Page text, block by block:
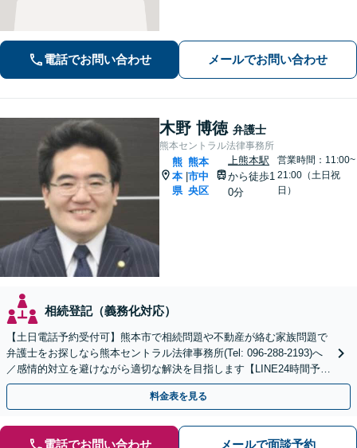
す。お気軽にご相談ください。
電話でお問い合わせ メールでお問い合わせ
木野 博徳 弁護士
熊本セントラル法律事務所
熊
本
県
熊本
市中
央区
上熊本駅
から徒歩1
0分
営業時間：11:00~
21:00（土日祝
日）
相続登記（義務化対応）
【土日電話予約受付可】熊本市で相続問題や不動産が絡む家族問題で
弁護士をお探しなら熊本セントラル法律事務所(Tel: 096-288-2193)へ
／感情的対立を避けながら適切な解決を目指します【LINE24時間予約
受付可】【休日・夜間相談可】
料金表を見る
電話でお問い合わせ メールで面談予約